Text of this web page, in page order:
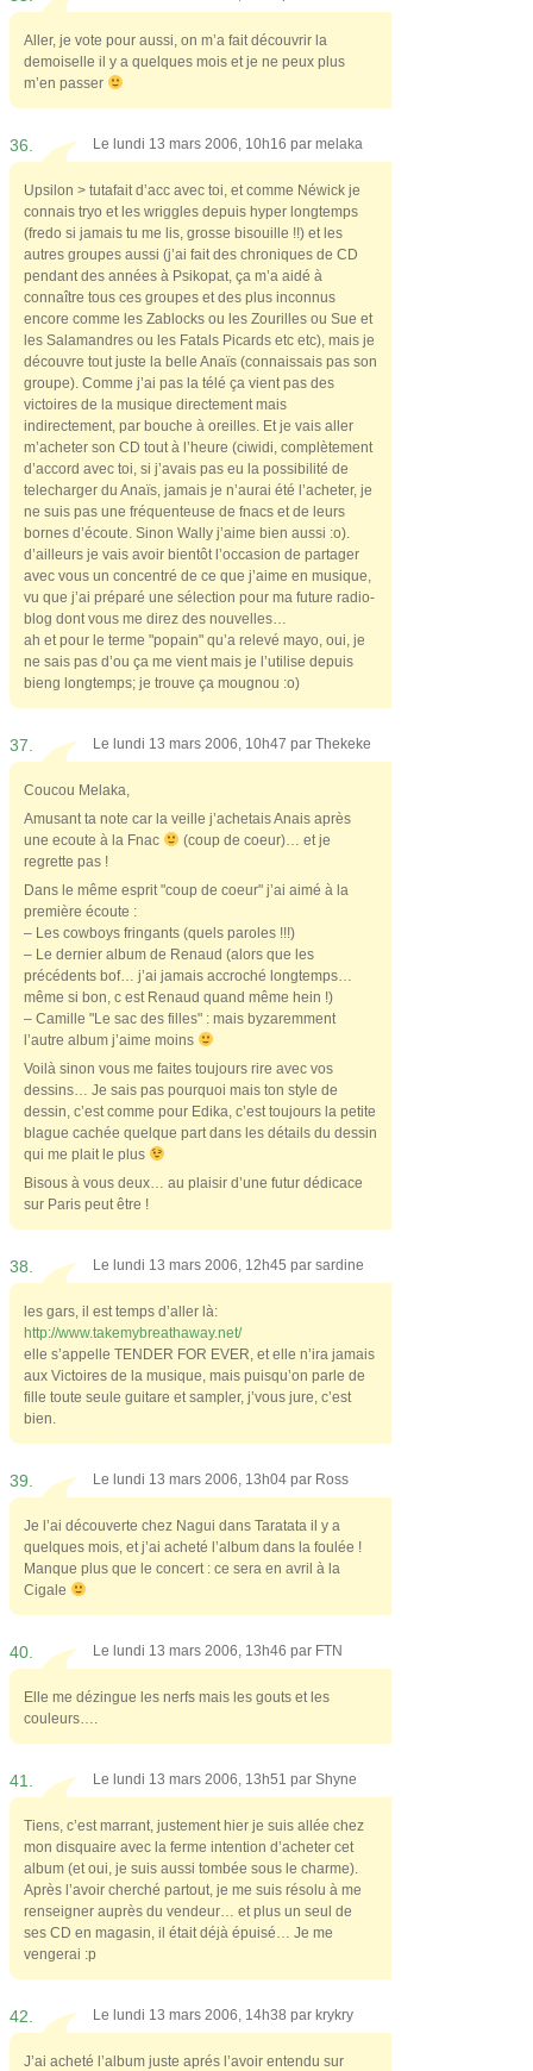
Aller, je vote pour aussi, on m’a fait découvrir la
demoiselle il y a quelques mois et je ne peux plus
m’en passer
36. Le lundi 13 mars 2006, 10h16 par melaka
Upsilon > tutafait d’acc avec toi, et comme Néwick je
connais tryo et les wriggles depuis hyper longtemps
(fredo si jamais tu me lis, grosse bisouille !!) et les
autres groupes aussi (j’ai fait des chroniques de CD
pendant des années à Psikopat, ça m’a aidé à
connaître tous ces groupes et des plus inconnus
encore comme les Zablocks ou les Zourilles ou Sue et
les Salamandres ou les Fatals Picards etc etc), mais je
découvre tout juste la belle Anaïs (connaissais pas son
groupe). Comme j’ai pas la télé ça vient pas des
victoires de la musique directement mais
indirectement, par bouche à oreilles. Et je vais aller
m’acheter son CD tout à l’heure (ciwidi, complètement
d’accord avec toi, si j’avais pas eu la possibilité de
telecharger du Anaïs, jamais je n’aurai été l’acheter, je
ne suis pas une fréquenteuse de fnacs et de leurs
bornes d’écoute. Sinon Wally j’aime bien aussi :o).
d’ailleurs je vais avoir bientôt l’occasion de partager
avec vous un concentré de ce que j’aime en musique,
vu que j’ai préparé une sélection pour ma future radio-
blog dont vous me direz des nouvelles…
ah et pour le terme "popain" qu’a relevé mayo, oui, je
ne sais pas d’ou ça me vient mais je l’utilise depuis
bieng longtemps; je trouve ça mougnou :o)
37. Le lundi 13 mars 2006, 10h47 par Thekeke
Coucou Melaka,
Amusant ta note car la veille j’achetais Anais après
une ecoute à la Fnac
(coup de coeur)… et je
regrette pas !
Dans le même esprit "coup de coeur" j’ai aimé à la
première écoute :
– Les cowboys fringants (quels paroles !!!)
– Le dernier album de Renaud (alors que les
précédents bof… j’ai jamais accroché longtemps…
même si bon, c est Renaud quand même hein !)
– Camille "Le sac des filles" : mais byzaremment
l’autre album j’aime moins
Voilà sinon vous me faites toujours rire avec vos
dessins… Je sais pas pourquoi mais ton style de
dessin, c’est comme pour Edika, c’est toujours la petite
blague cachée quelque part dans les détails du dessin
qui me plait le plus
Bisous à vous deux… au plaisir d’une futur dédicace
sur Paris peut être !
38. Le lundi 13 mars 2006, 12h45 par sardine
les gars, il est temps d’aller là:
http://www.takemybreathaway.net/
elle s’appelle TENDER FOR EVER, et elle n’ira jamais
aux Victoires de la musique, mais puisqu’on parle de
fille toute seule guitare et sampler, j’vous jure, c’est
bien.
39. Le lundi 13 mars 2006, 13h04 par Ross
Je l’ai découverte chez Nagui dans Taratata il y a
quelques mois, et j’ai acheté l’album dans la foulée !
Manque plus que le concert : ce sera en avril à la
Cigale
40. Le lundi 13 mars 2006, 13h46 par FTN
Elle me dézingue les nerfs mais les gouts et les
couleurs….
41. Le lundi 13 mars 2006, 13h51 par Shyne
Tiens, c’est marrant, justement hier je suis allée chez
mon disquaire avec la ferme intention d’acheter cet
album (et oui, je suis aussi tombée sous le charme).
Après l’avoir cherché partout, je me suis résolu à me
renseigner auprès du vendeur… et plus un seul de
ses CD en magasin, il était déjà épuisé… Je me
vengerai :p
42. Le lundi 13 mars 2006, 14h38 par krykry
J’ai acheté l’album juste aprés l’avoir entendu sur